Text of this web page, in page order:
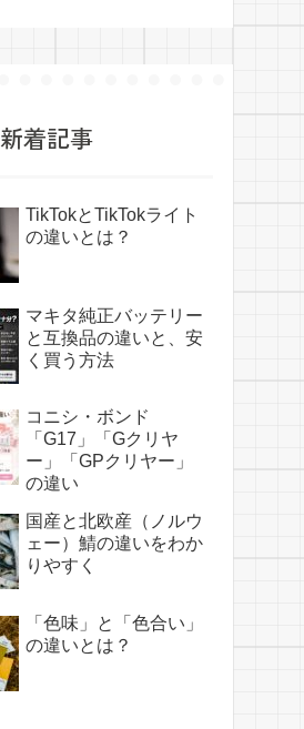
新着記事
TikTokとTikTokライト
の違いとは？
マキタ純正バッテリー
と互換品の違いと、安
く買う方法
コニシ・ボンド
「G17」「Gクリヤ
ー」「GPクリヤー」
の違い
国産と北欧産（ノルウ
ェー）鯖の違いをわか
りやすく
「色味」と「色合い」
の違いとは？